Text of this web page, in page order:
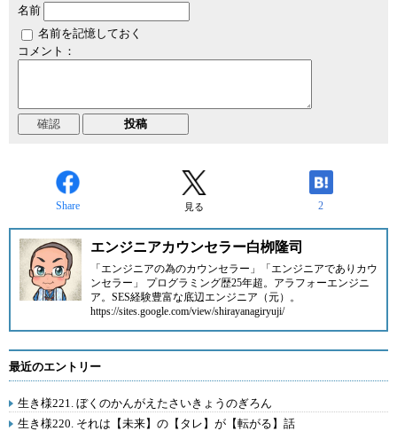
名前
名前を記憶しておく
コメント：
Share 見る 2
エンジニアカウンセラー白栁隆司
「エンジニアの為のカウンセラー」「エンジニアでありカウ
ンセラー」 プログラミング歴25年超。アラフォーエンジニ
ア。SES経験豊富な底辺エンジニア（元）。
https://sites.google.com/view/shirayanagiryuji/
最近のエントリー
生き様221. ぼくのかんがえたさいきょうのぎろん
生き様220. それは【未来】の【タレ】が【転がる】話